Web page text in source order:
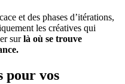
et des phases d’itérations,
les créatives qui
surlà où se trouve
pour vos